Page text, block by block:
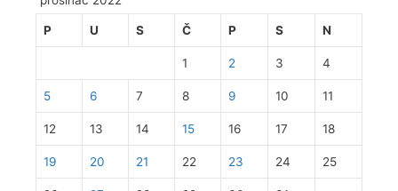
P U S Č P S N
1 2 3 4
5 6 7 8 9 10 11
12 13 14 15 16 17 18
19 20 21 22 23 24 25